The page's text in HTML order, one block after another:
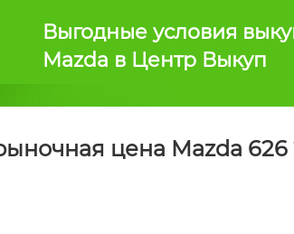
Выгодные условия
Mazda в Центр Выкуп
цена Mazda 626